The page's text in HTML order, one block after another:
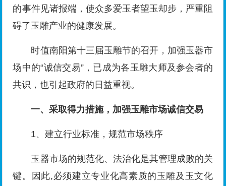
的事件见诸报端，使众多爱玉者望玉却步，严重阻
碍了玉雕产业的健康发展。
时值南阳第十三届玉雕节的召开，加强玉器市
场中的“诚信交易”，已成为各玉雕大师及参会者的
共识，也引起政府的日益重视。
一、采取得力措施， 加强玉雕市场诚信交易
1、建立行业标准，规范市场秩序
玉器市场的规范化、法治化是其管理成败的关
键。因此,必须建立专业化高素质的玉雕及玉文化